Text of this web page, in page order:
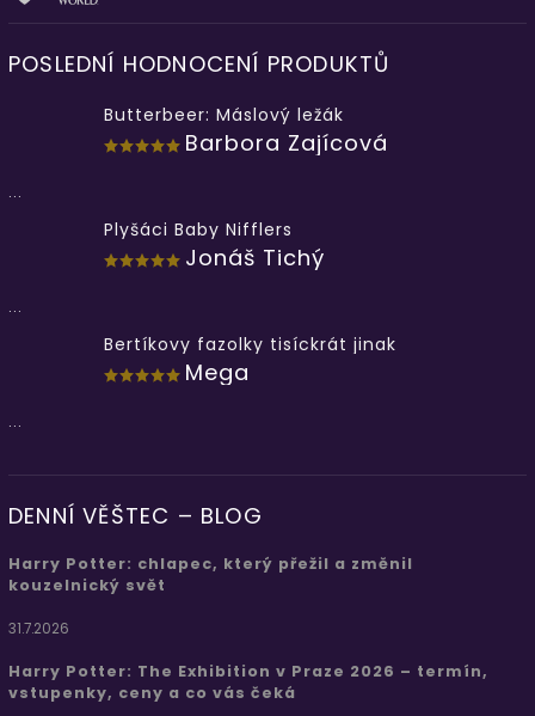
POSLEDNÍ HODNOCENÍ PRODUKTŮ
Butterbeer: Máslový ležák
Barbora Zajícová
...
Plyšáci Baby Nifflers
Jonáš Tichý
...
Bertíkovy fazolky tisíckrát jinak
Mega
...
DENNÍ VĚŠTEC – BLOG
Harry Potter: chlapec, který přežil a změnil
kouzelnický svět
31.7.2026
Harry Potter: The Exhibition v Praze 2026 – termín,
vstupenky, ceny a co vás čeká